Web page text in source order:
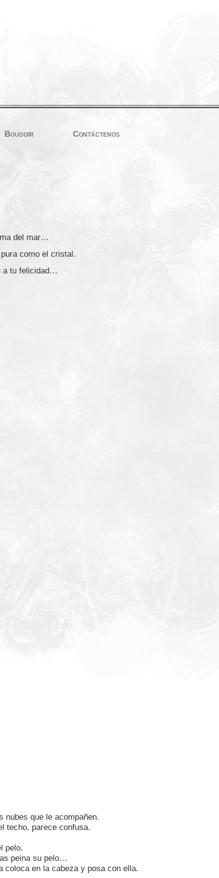
Boudoir Contáctenos
del mar…
como el cristal.
a tu felicidad…
que le acompañen.
techo, parece confusa.
pelo.
peina su pelo…
coloca en la cabeza y posa con ella.